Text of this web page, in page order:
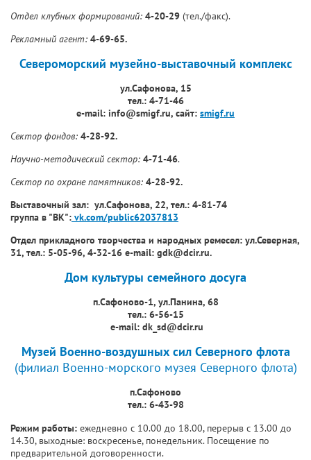
Отдел клубных формирований: 4-20-29 (тел./факс).
Рекламный агент: 4-69-65.
Североморский музейно-выставочный комплекс
ул.Сафонова, 15
тел.: 4-71-46
е-mail: info@smigf.ru, сайт: smigf.ru
Сектор фондов: 4-28-92.
Научно-методический сектор: 4-71-46.
Сектор по охране памятников: 4-28-92.
Выставочный зал: ул.Сафонова, 22, тел.: 4-81-74
группа в "ВК": vk.com/public62037813
Отдел прикладного творчества и народных ремесел: ул.Северная,
31, тел.: 5-05-96, 4-32-16 е-mail: gdk@dcir.ru.
Дом культуры семейного досуга
п.Сафоново-1, ул.Панина, 68
тел.: 6-56-15
e-mail: dk_sd@dcir.ru
Музей Военно-воздушных сил Северного флота
(филиал Военно-морского музея Северного флота)
п.Сафоново
тел.: 6-43-98
Режим работы: ежедневно с 10.00 до 18.00, перерыв с 13.00 до
14.30, выходные: воскресенье, понедельник. Посещение по
предварительной договоренности.